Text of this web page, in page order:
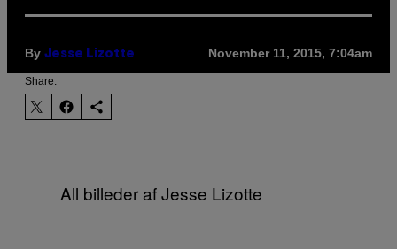
By Jesse Lizotte November 11, 2015, 7:04am
Share:
All billeder af Jesse Lizotte